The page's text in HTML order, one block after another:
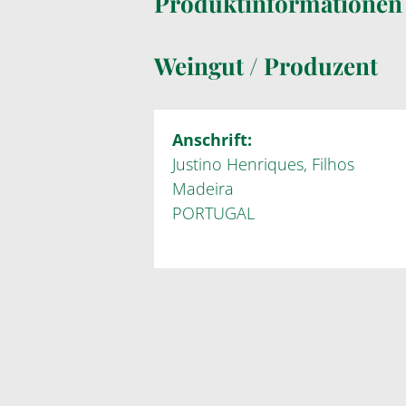
Weingut / Produzent
Anschrift:
Justino Henriques, Filhos
Madeira
PORTUGAL